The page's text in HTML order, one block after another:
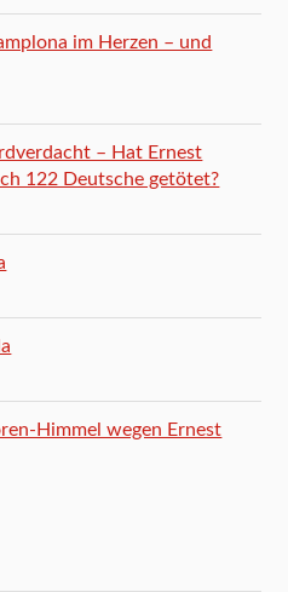
im Herzen – und
– Hat Ernest
122 Deutsche getötet?
Himmel wegen Ernest